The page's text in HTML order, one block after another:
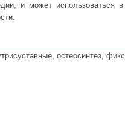
и может использоваться
остеосинтез,